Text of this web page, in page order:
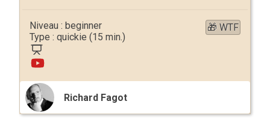
🎁 WTF
beginner
quickie
Richard Fagot